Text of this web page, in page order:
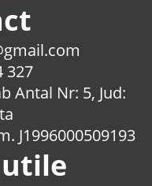
327
Antal Nr: 5, Jud:
J1996000509193